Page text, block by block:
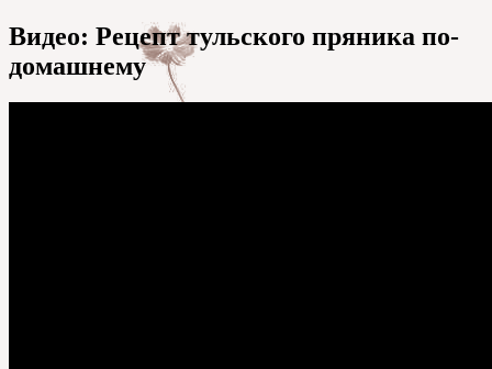
Видео: Рецепт тульского пряника по-
домашнему